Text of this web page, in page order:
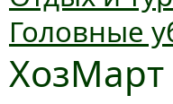
Головные
ХозМарт